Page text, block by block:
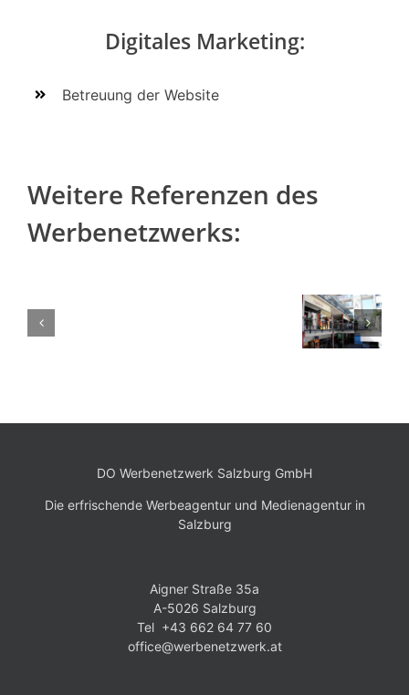
Digitales Marketing:
Betreuung der Website
Weitere Referenzen des
Werbenetzwerks:
SMBS
School
Plasmazentrum
Zentrum
Herrnau
Tauern
Outlet
DO Werbenetzwerk Salzburg GmbH
Die erfrischende Werbeagentur und Medienagentur in
Salzburg
Aigner Straße 35a
A-5026 Salzburg
Tel +43 662 64 77 60
office@werbenetzwerk.at